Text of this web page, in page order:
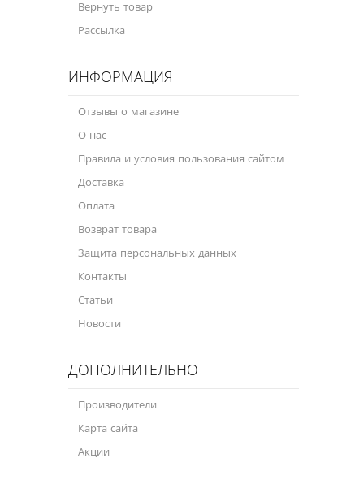
Вернуть товар
Рассылка
ИНФОРМАЦИЯ
Отзывы о магазине
О нас
Правила и условия пользования сайтом
Доставка
Оплата
Возврат товара
Защита персональных данных
Контакты
Статьи
Новости
ДОПОЛНИТЕЛЬНО
Производители
Карта сайта
Акции